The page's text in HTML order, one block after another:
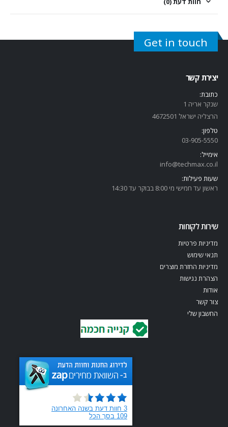
Get in touch
יצירת קשר
כתובת:
שנקר אריה 1
הרצליה ישראל 4672501
טלפון:
03-905-5550
אימייל:
info@techmax.co.il
שעות פעילות:
ראשון עד חמישי מי 8:00 בבוקר עד 14:30
שירות לקוחות
מדיניות פרטיות
תנאי שימוש
מדיניות החזרת מוצרים
הצהרת נגישות
אודות
צור קשר
החשבון שלי